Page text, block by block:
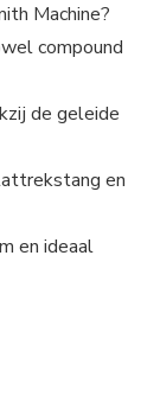
Machine?
compound
de geleide
en
en ideaal